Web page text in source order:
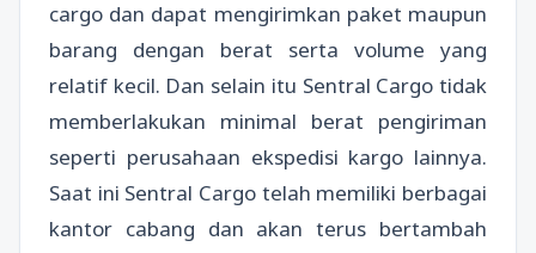
cargo dan dapat mengirimkan paket maupun
barang dengan berat serta volume yang
relatif kecil. Dan selain itu Sentral Cargo tidak
memberlakukan minimal berat pengiriman
seperti perusahaan ekspedisi kargo lainnya.
Saat ini Sentral Cargo telah memiliki berbagai
kantor cabang dan akan terus bertambah